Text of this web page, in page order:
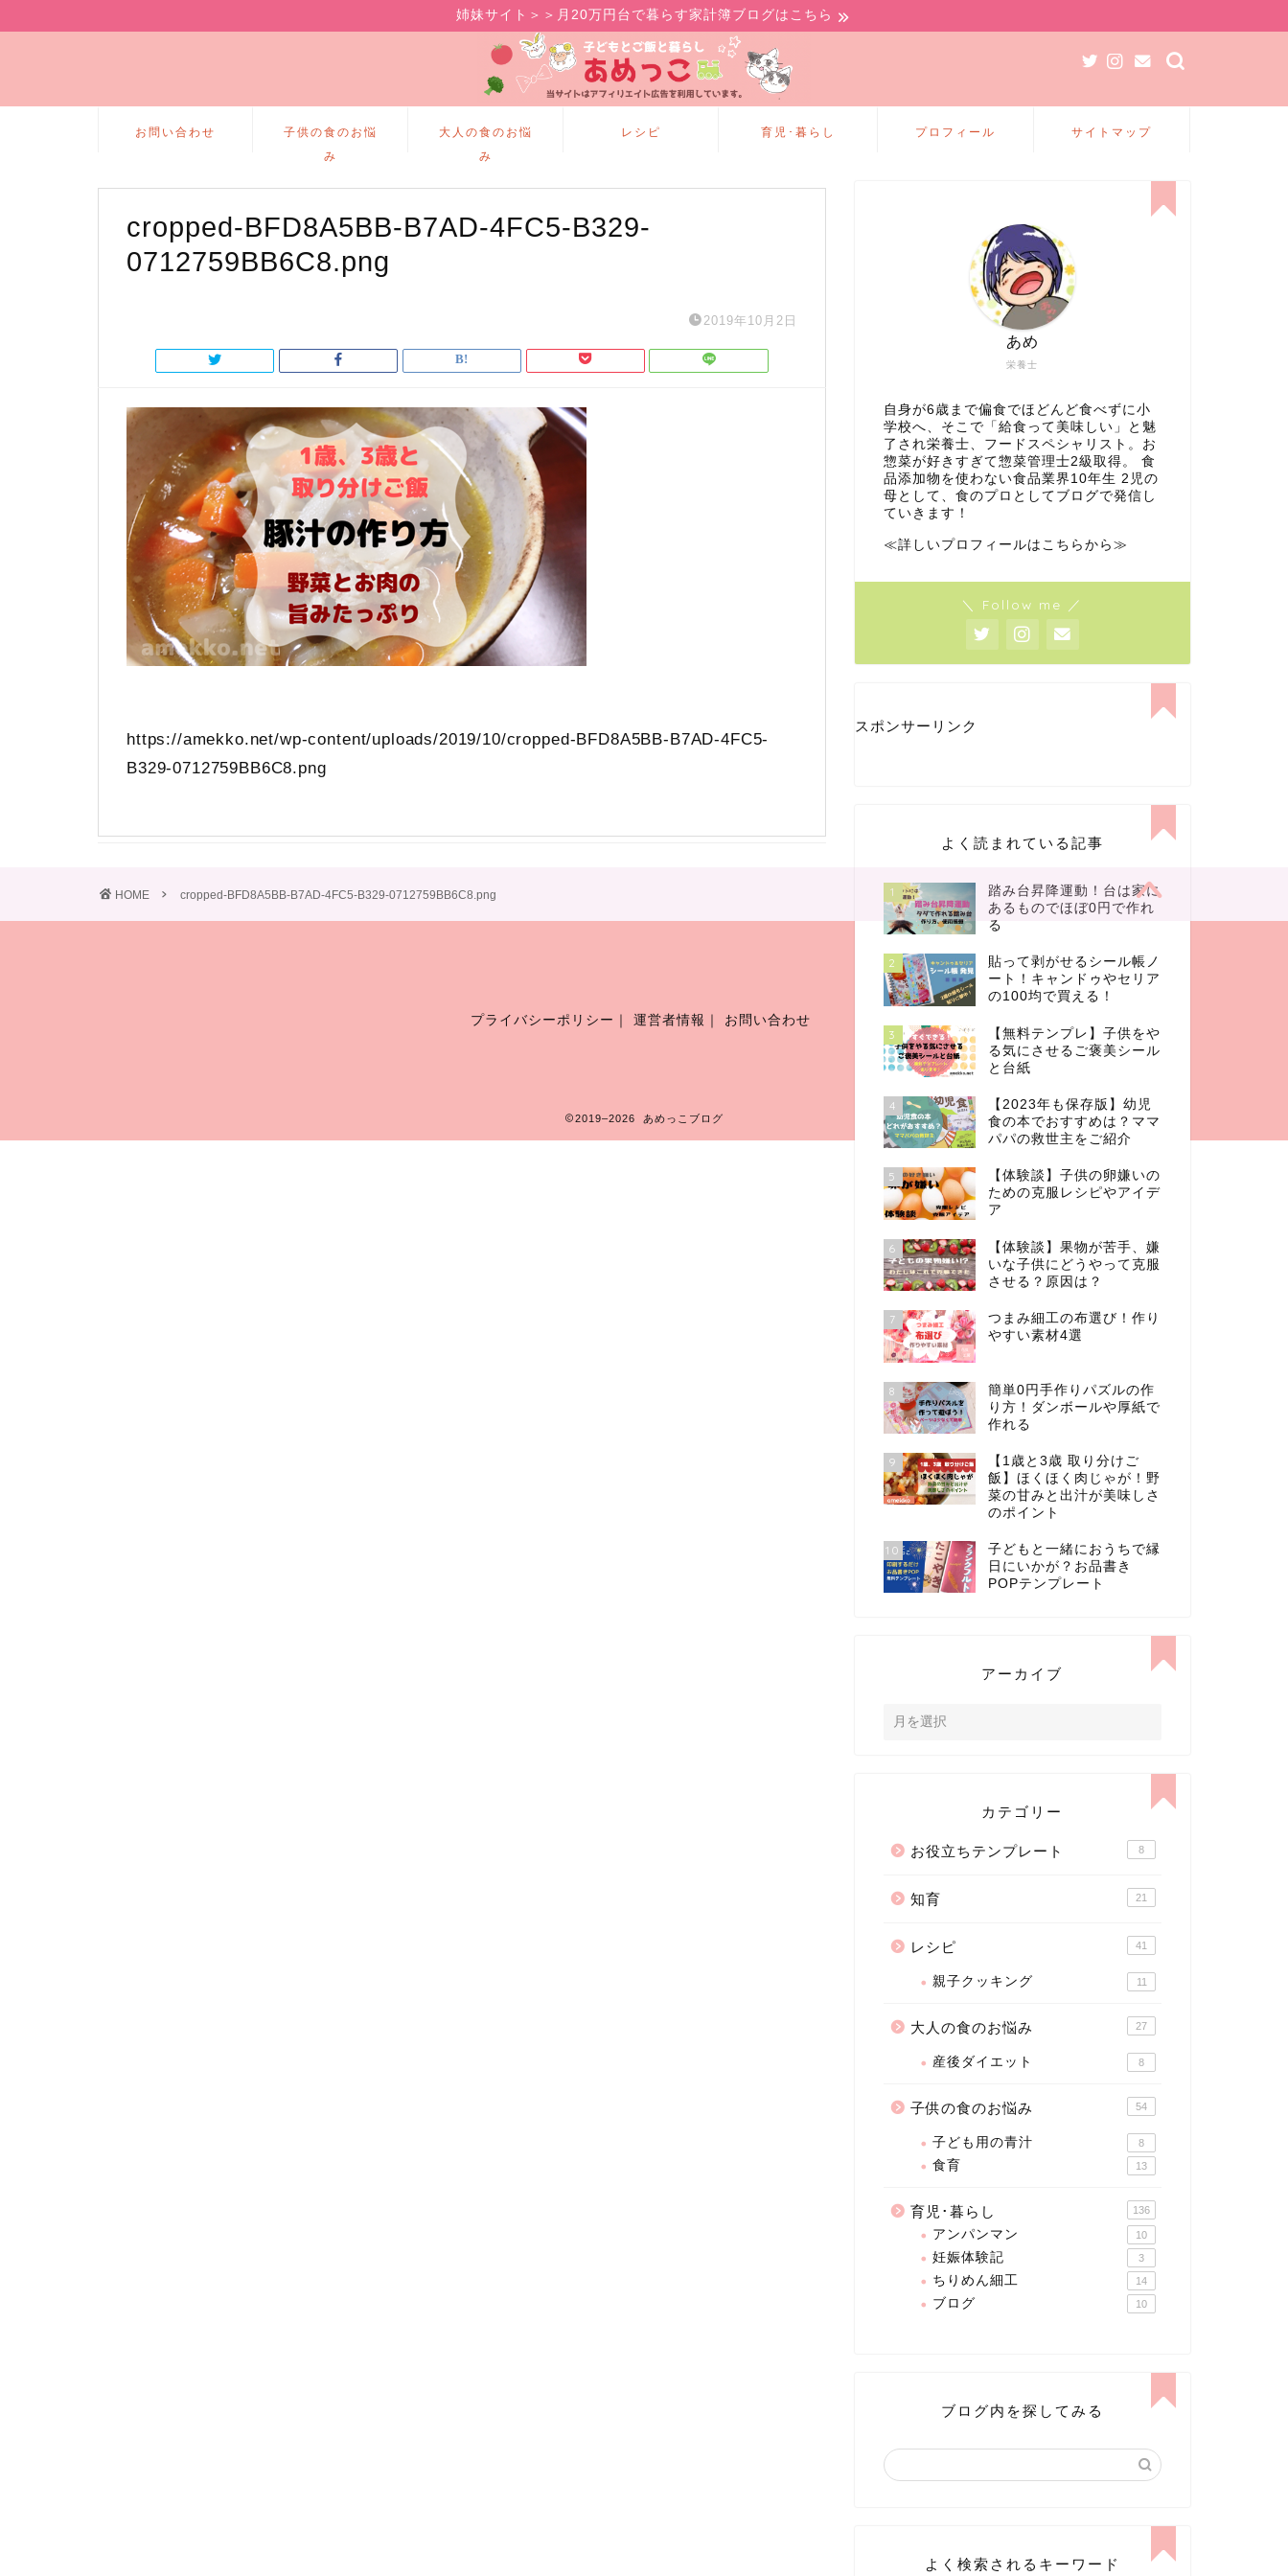
姉妹サイト＞＞月20万円台で暮らす家計簿ブログはこちら
お問い合わせ
子供の食のお悩
み
大人の食のお悩
み
レシピ 育児･暮らし プロフィール サイトマップ
cropped-BFD8A5BB-B7AD-4FC5-B329-
0712759BB6C8.png
2019年10月2日
https://amekko.net/wp-content/uploads/2019/10/cropped-BFD8A5BB-B7AD-4FC5-
B329-0712759BB6C8.png
栄養士
あめ
自身が6歳まで偏食でほどんど食べずに小
学校へ、そこで「給食って美味しい」と魅
了され栄養士、フードスペシャリスト。お
惣菜が好きすぎて惣菜管理士2級取得。 食
品添加物を使わない食品業界10年生 2児の
母として、食のプロとしてブログで発信し
ていきます！
≪詳しいプロフィールはこちらから≫
＼ Follow me ／
スポンサーリンク
よく読まれている記事
1
踏み台昇降運動！台は家に
あるものでほぼ0円で作れ
る
2
貼って剥がせるシール帳ノ
ート！キャンドゥやセリア
の100均で買える！
3
【無料テンプレ】子供をや
る気にさせるご褒美シール
と台紙
4
【2023年も保存版】幼児
食の本でおすすめは？ママ
パパの救世主をご紹介
5
【体験談】子供の卵嫌いの
ための克服レシピやアイデ
ア
6
【体験談】果物が苦手、嫌
いな子供にどうやって克服
させる？原因は？
7
つまみ細工の布選び！作り
やすい素材4選
8
簡単0円手作りパズルの作
り方！ダンボールや厚紙で
作れる
9
【1歳と3歳 取り分けご
飯】ほくほく肉じゃが！野
菜の甘みと出汁が美味しさ
のポイント
10
子どもと一緒におうちで縁
日にいかが？お品書き
POPテンプレート
アーカイブ
カテゴリー
お役立ちテンプレート 8
知育 21
レシピ 41
親子クッキング 11
大人の食のお悩み 27
産後ダイエット 8
子供の食のお悩み 54
子ども用の青汁 8
食育 13
育児･暮らし 136
アンパンマン 10
妊娠体験記 3
ちりめん細工 14
ブログ 10
ブログ内を探してみる
よく検索されるキーワード
HOME cropped-BFD8A5BB-B7AD-4FC5-B329-0712759BB6C8.png
プライバシーポリシー ｜ 運営者情報 ｜ お問い合わせ
2019–2026 あめっこブログ